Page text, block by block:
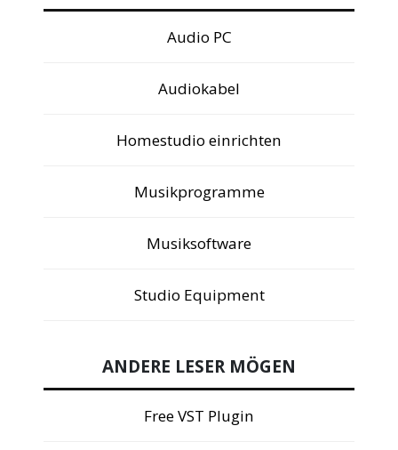
Audio PC
Audiokabel
Homestudio einrichten
Musikprogramme
Musiksoftware
Studio Equipment
ANDERE LESER MÖGEN
Free VST Plugin